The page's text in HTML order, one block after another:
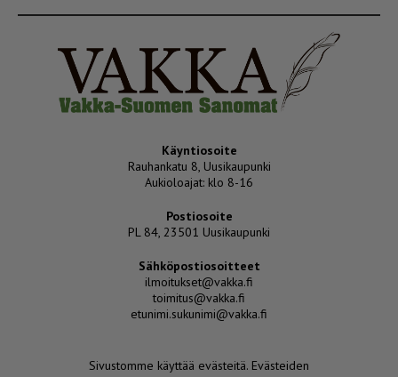
Käyntiosoite
Rauhankatu 8, Uusikaupunki
Aukioloajat: klo 8-16
Postiosoite
PL 84, 23501 Uusikaupunki
Sähköpostiosoitteet
ilmoitukset@vakka.fi
toimitus@vakka.fi
etunimi.sukunimi@vakka.fi
Sivustomme käyttää evästeitä. Evästeiden